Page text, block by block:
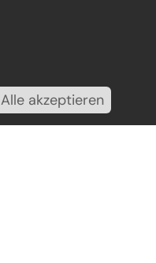
Alle akzeptieren